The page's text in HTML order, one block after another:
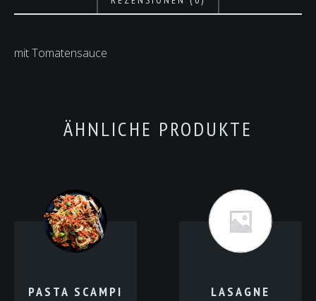
mit Tomatensauce
ÄHNLICHE PRODUKTE
PASTA SCAMPI
LASAGNE